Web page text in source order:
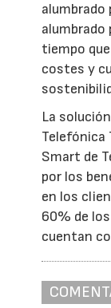
alumbrado
alumbrado
tiempo
costes y
La
Telefónica
Smart de
por los
en los
60% de
cuentan